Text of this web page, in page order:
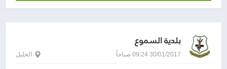
بلدية السموع
30/01/2017 09:24 صباحاً الخليل